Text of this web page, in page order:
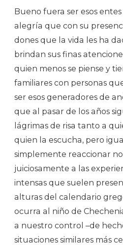
Bueno fuera ser esos
alegría que con su
dones que la vida les ha
brindan sus finas
quien menos se piense y
familiares con personas
ser esos generadores de
que al pasar de los años
lágrimas de risa tanto a
quien la escucha, pero
simplemente reaccionar
juiciosamente a las
intensas que suelen
alturas del calendario
ocurra al niño de
a nuestro control –de
situaciones similares más